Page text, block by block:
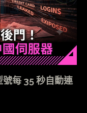
號每 35 秒自動連